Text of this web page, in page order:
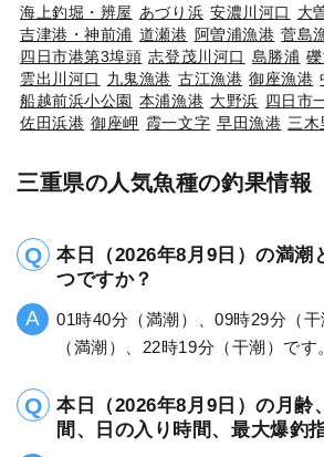
海上釣堀・辨屋 あづり浜 安濃川河口 大
吉津港・神前浦 道瀬港 阿曽浦漁港 菅島
四日市港第3埠頭 志登茂川河口 島勝浦
雲出川河口
九鬼漁港 古江漁港 御座漁港
船越前浜小公園 本浦漁港 大野浜 四日市
佐田浜港 御座岬 霞一文字 早田漁港 三木
三重県の人気魚種の釣果情報
本日（2026年8月9日）の満潮
つですか？
01時40分（満潮）、09時29分（
（満潮）、22時19分（干潮）です
本日（2026年8月9日）の月齢
間、日の入り時間、最大爆釣